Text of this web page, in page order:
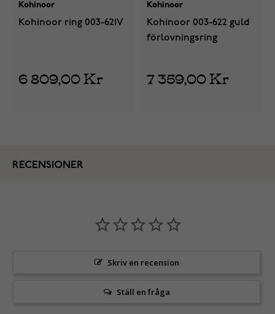
Kohinoor
Kohinoor ring 003-621V
6 809,00 Kr
Kohinoor
Kohinoor 003-622 guld
förlovningsring
7 359,00 Kr
RECENSIONER
Skriv en recension
Ställ en fråga